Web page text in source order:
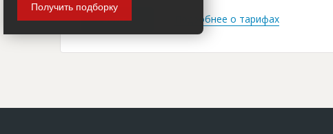
Войти Подробнее о тарифах
Получить подборку